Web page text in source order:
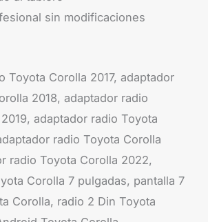
sin modificaciones
Toyota Corolla 2017, adaptador
2018, adaptador radio
adaptador radio Toyota
radio Toyota Corolla
radio Toyota Corolla 2022,
Corolla 7 pulgadas, pantalla 7
Corolla, radio 2 Din Toyota